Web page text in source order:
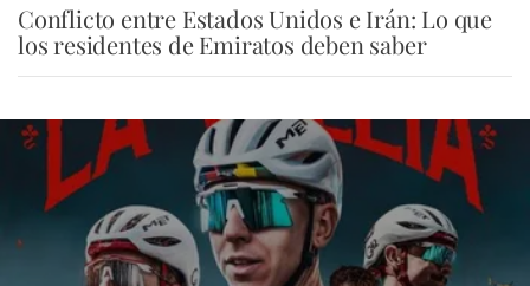
Conflicto entre Estados Unidos e Irán: Lo que
los residentes de Emiratos deben saber